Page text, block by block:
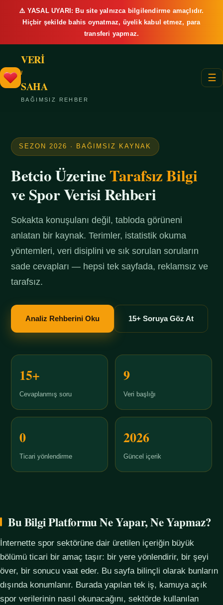
⚠️ YASAL UYARI: Bu site yalnızca bilgilendirme amaçlıdır.
Hiçbir şekilde bahis oynatmaz, üyelik kabul etmez, para
transferi yapmaz.
VERİ
/
SAHA
BAĞIMSIZ REHBER
☰
SEZON 2026 · BAĞIMSIZ KAYNAK
Betcio ÜzerineTarafsız Bilgi
ve Spor Verisi Rehberi
Sokakta konuşulanı değil, tabloda görüneni
anlatan bir kaynak. Terimler, istatistik okuma
yöntemleri, veri disiplini ve sık sorulan soruların
sade cevapları — hepsi tek sayfada, reklamsız ve
tarafsız.
Analiz Rehberini Oku 15+ Soruya Göz At
15+
Cevaplanmış soru
9
Veri başlığı
0
Ticari yönlendirme
2026
Güncel içerik
Bu Bilgi Platformu Ne Yapar, Ne Yapmaz?
İnternette spor sektörüne dair üretilen içeriğin büyük
bölümü ticari bir amaç taşır: bir yere yönlendirir, bir şeyi
över, bir sonucu vaat eder. Bu sayfa bilinçli olarak bunların
dışında konumlanır. Burada yapılan tek iş, kamuya açık
spor verilerinin nasıl okunacağını, sektörde kullanılan